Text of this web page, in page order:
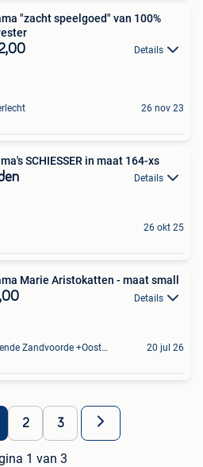
"zacht speelgoed" van 100%
Details
26 nov 23
SCHIESSER in maat 164-xs
Details
26 okt 25
Marie Aristokatten - maat small
Details
Oostende Zandvoorde +Oostende 20 jul 26
2 3
1 van 3